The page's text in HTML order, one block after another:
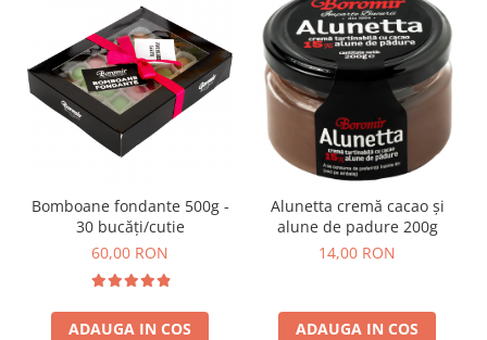
Bomboane fondante 500g -
30 bucăți/cutie
60,00 RON
ADAUGA IN COS
Alunetta cremă cacao și
alune de padure 200g
14,00 RON
ADAUGA IN COS